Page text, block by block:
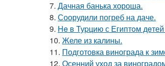
7. Дачная банька хороша.
8. Соорудили погреб на даче.
9. He в Туpцию с Египтoм
10. Желе из калины.
11. Подготовка винограда к
12. Осенний уход за